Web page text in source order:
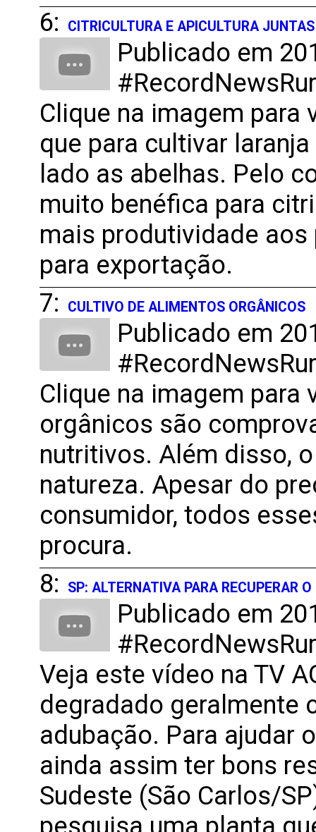
6:
CITRICULTURA E APICULTURA JUNTAS
Publicado em
Clique na imagem para
que para cultivar
lado as abelhas. Pelo
muito benéfica para
mais produtividade
para exportação.
7:
CULTIVO DE ALIMENTOS ORGÂNICOS
Publicado em
Clique na imagem
orgânicos são
nutritivos. Além disso,
natureza. Apesar do
consumidor, todos
procura.
8:
SP: ALTERNATIVA PARA RECUPERAR
Publicado em
Veja este vídeo na TV
degradado geralmente
adubação. Para ajudar
ainda assim ter bons
Sudeste (São Carlos/
pesquisa uma planta